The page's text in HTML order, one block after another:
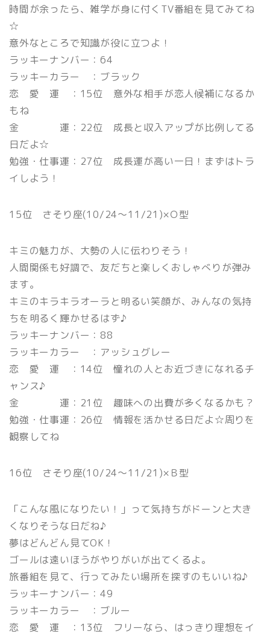
時間が余ったら、雑学が身に付くTV番組を見てみてね
☆
意外なところで知識が役に立つよ！
ラッキーナンバー：64
ラッキーカラー ：ブラック
恋 愛 運 ：15位 意外な相手が恋人候補になるか
もね
金 運：22位 成長と収入アップが比例してる
日だよ☆
勉強・仕事運：27位 成長運が高い一日！まずはトラ
イしよう！
15位 さそり座(10/24〜11/21)×Ｏ型
キミの魅力が、大勢の人に伝わりそう！
人間関係も好調で、友だちと楽しくおしゃべりが弾み
ます。
キミのキラキラオーラと明るい笑顔が、みんなの気持
ちを明るく輝かせるはず♪
ラッキーナンバー：88
ラッキーカラー ：アッシュグレー
恋 愛 運 ：14位 憧れの人とお近づきになれるチ
ャンス♪
金 運：21位 趣味への出費が多くなるかも？
勉強・仕事運：26位 情報を活かせる日だよ☆周りを
観察してね
16位 さそり座(10/24〜11/21)×Ｂ型
「こんな風になりたい！」って気持ちがドーンと大き
くなりそうな日だね♪
夢はどんどん見てOK！
ゴールは遠いほうがやりがいが出てくるよ。
旅番組を見て、行ってみたい場所を探すのもいいね♪
ラッキーナンバー：49
ラッキーカラー ：ブルー
恋 愛 運 ：13位 フリーなら、はっきり理想をイ